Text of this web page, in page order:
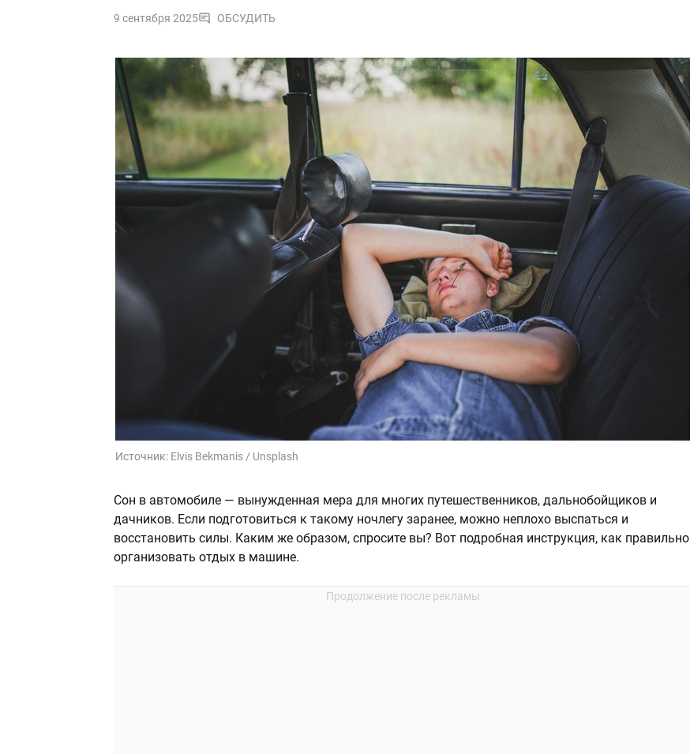
9 сентября 2025 ОБСУДИТЬ
Источник: Elvis Bekmanis / Unsplash
Cон в автомобиле — вынужденная мера для многих путешественников, дальнобойщиков и
дачников. Если подготовиться к такому ночлегу заранее, можно неплохо выспаться и
восстановить силы. Каким же образом, спросите вы? Вот подробная инструкция, как правильно
организовать отдых в машине.